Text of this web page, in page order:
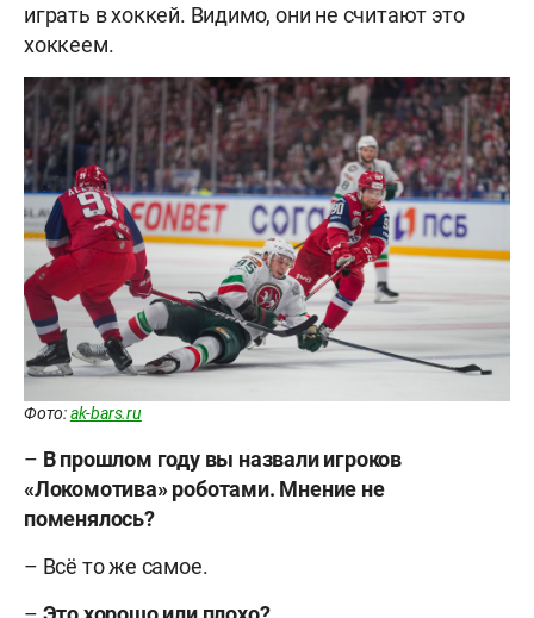
играть в хоккей. Видимо, они не считают это
хоккеем.
Фото:ak-bars.ru
– В прошлом году вы назвали игроков
«Локомотива» роботами. Мнение не
поменялось?
– Всё то же самое.